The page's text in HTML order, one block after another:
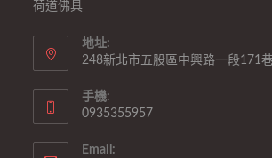
荷道佛具
地址:
248新北市五股區中興路一段171
手機:
0935355957
Email: